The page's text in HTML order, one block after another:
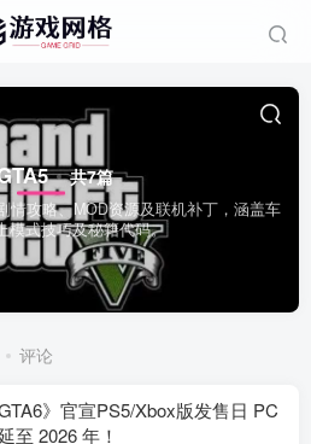
共7篇
情攻略、MOD资源及联机补丁，涵盖车
模式技巧及秘籍代码。
评论
GTA6》官宣PS5/Xbox版发售日 PC
至 2026 年！